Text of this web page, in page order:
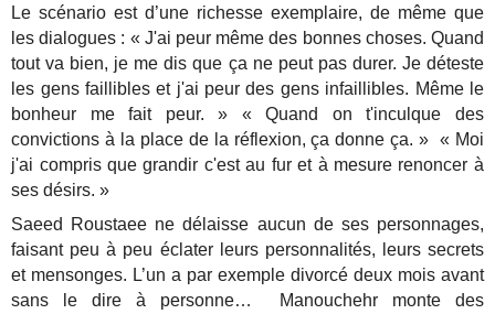
Le scénario est d’une richesse exemplaire, de même que
les dialogues : « J'ai peur même des bonnes choses. Quand
tout va bien, je me dis que ça ne peut pas durer. Je déteste
les gens faillibles et j'ai peur des gens infaillibles. Même le
bonheur me fait peur. » « Quand on t'inculque des
convictions à la place de la réflexion, ça donne ça. » « Moi
j'ai compris que grandir c'est au fur et à mesure renoncer à
ses désirs. »
Saeed Roustaee ne délaisse aucun de ses personnages,
faisant peu à peu éclater leurs personnalités, leurs secrets
et mensonges. L’un a par exemple divorcé deux mois avant
sans le dire à personne… Manouchehr monte des